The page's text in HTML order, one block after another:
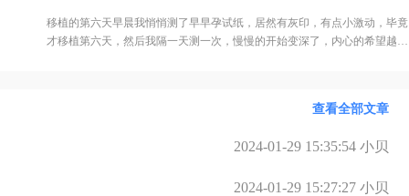
移植的第六天早晨我悄悄测了早早孕试纸，居然有灰印，有点小激动，毕竟
才移植第六天，然后我隔一天测一次，慢慢的开始变深了，内心的希望越来
产，回家保胎，把我吓的赶紧回家躺着保胎。煎熬啊，就这样熬了7天，一
早期出血真没什么，出现褐色分泌物的原因太多，但如果是鲜血，那要去医
好，不要吓唬自己。所以还是要听医生的，让什么时候去检查就什么时候
查看全部文章
2024-01-29 15:35:54 小贝
2024-01-29 15:27:27 小贝